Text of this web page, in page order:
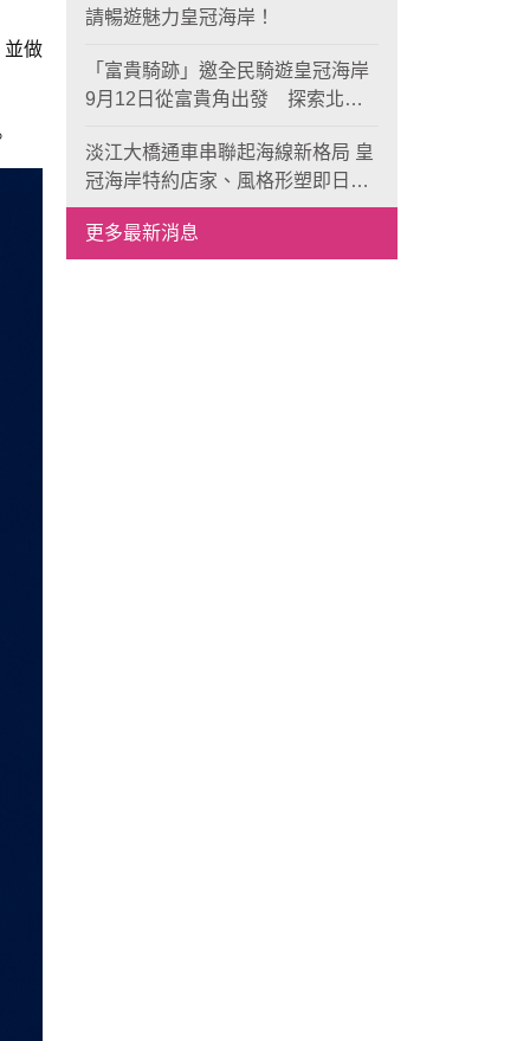
並做
請暢遊魅力皇冠海岸！
「富貴騎跡」邀全民騎遊皇冠海岸
9月12日從富貴角出發 探索北海
淡江大橋通車串聯起海線新格局 皇
冠海岸特約店家、風格形塑即日起
開放報名
更多最新消息